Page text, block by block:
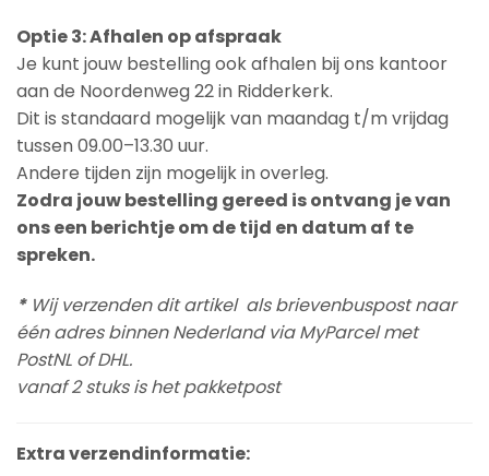
Optie 3: Afhalen op afspraak
Je kunt jouw bestelling ook afhalen bij ons kantoor
aan de Noordenweg 22 in Ridderkerk.
Dit is standaard mogelijk van maandag t/m vrijdag
tussen 09.00–13.30 uur.
Andere tijden zijn mogelijk in overleg.
Zodra jouw bestelling gereed is ontvang je van
ons een berichtje om de tijd en datum af te
spreken.
* Wij verzenden dit artikel als brievenbuspost naar
één adres binnen Nederland via MyParcel met
PostNL of DHL.
vanaf 2 stuks is het pakketpost
Extra verzendinformatie: